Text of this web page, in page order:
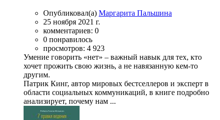
Опубликовал(а) Маргарита Пальшина
25 ноября 2021 г.
комментариев: 0
0 понравилось
просмотров: 4 923
Умение говорить «нет» – важный навык для тех, кто
хочет прожить свою жизнь, а не навязанную кем-то
другим.
Патрик Кинг, автор мировых бестселлеров и эксперт в
области социальных коммуникаций, в книге подробно
анализирует, почему нам ...